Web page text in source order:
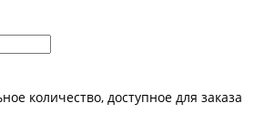
количество, доступное для заказа